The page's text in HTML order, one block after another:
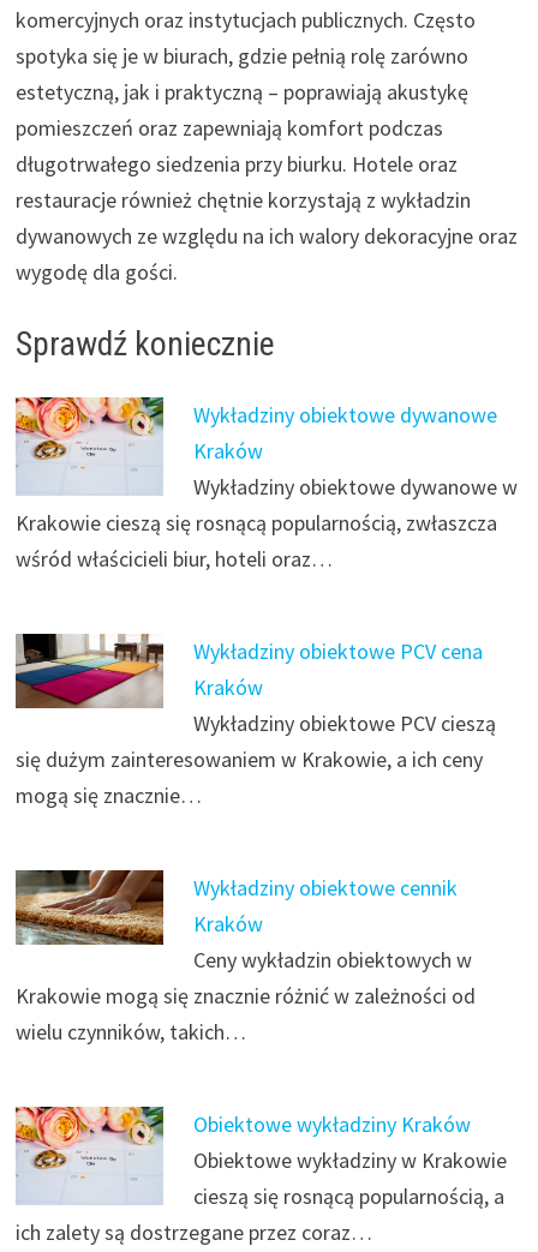
komercyjnych oraz instytucjach publicznych. Często
spotyka się je w biurach, gdzie pełnią rolę zarówno
estetyczną, jak i praktyczną – poprawiają akustykę
pomieszczeń oraz zapewniają komfort podczas
długotrwałego siedzenia przy biurku. Hotele oraz
restauracje również chętnie korzystają z wykładzin
dywanowych ze względu na ich walory dekoracyjne oraz
wygodę dla gości.
Sprawdź koniecznie
Wykładziny obiektowe dywanowe
Kraków
Wykładziny obiektowe dywanowe w
Krakowie cieszą się rosnącą popularnością, zwłaszcza
wśród właścicieli biur, hoteli oraz…
Wykładziny obiektowe PCV cena
Kraków
Wykładziny obiektowe PCV cieszą
się dużym zainteresowaniem w Krakowie, a ich ceny
mogą się znacznie…
Wykładziny obiektowe cennik
Kraków
Ceny wykładzin obiektowych w
Krakowie mogą się znacznie różnić w zależności od
wielu czynników, takich…
Obiektowe wykładziny Kraków
Obiektowe wykładziny w Krakowie
cieszą się rosnącą popularnością, a
ich zalety są dostrzegane przez coraz…